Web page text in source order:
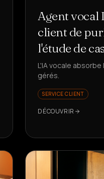
Agent vocal
client de
l'étude de
L'IA vocale
gérés.
SERVICE CLIENT
DÉCOUVRIR